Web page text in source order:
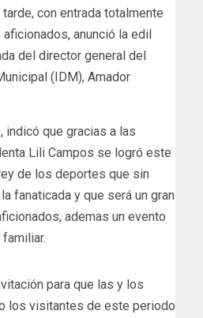
con entrada totalmente
anunció la edil
del director general del
(IDM), Amador
indicó que gracias a las
Lili Campos se logró este
de los deportes que sin
fanaticada y que será un gran
ademas un evento
para que las y los
los visitantes de este periodo